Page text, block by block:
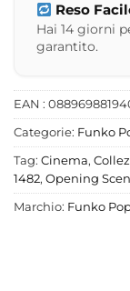
Reso
Hai 14 giorni
garantito.
EAN :
Categorie: Funko
Tag: Cinema,
1482, Opening
Marchio: Funko